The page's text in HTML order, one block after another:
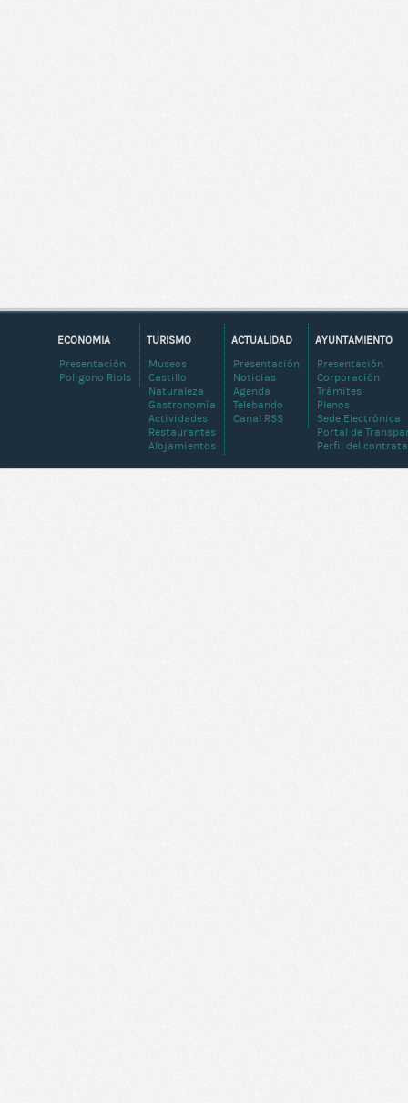
AYUNTAMIENTO
Presentación
Corporación
Trámites
Plenos
Sede Electrónica
Portal de
Perfil del
ACTUALIDAD
Presentación
Noticias
Agenda
Telebando
Canal RSS
TURISMO
Museos
Castillo
Naturaleza
Gastronomía
Actividades
Restaurantes
Alojamientos
ECONOMIA
Presentación
Poligono Riols